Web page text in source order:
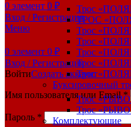
0 элемент 0 ₽
Вход / Регистрация
Меню
0 элемент 0 ₽
Вход / Регистрация
ВойтиСоздать аккаунт
Имя пользователя или Email*
Пароль *
Трос
ТРОС
Трос
Трос
Трос
Трос
Трос
Буксировочный
Трос
Трос
Комплектующие